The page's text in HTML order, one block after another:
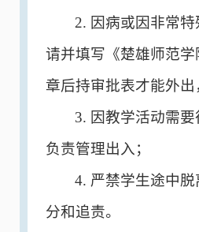
2. 因病或因非常
请并填写《楚雄师范
章后持审批表才能外
3. 因教学活动需
负责管理出入；
4. 严禁学生途中
分和追责。